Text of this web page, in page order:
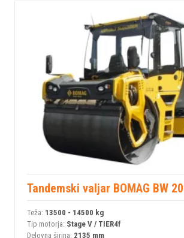
Tandemski valjar BOMAG BW
Teža: 13500 - 14500 kg
Tip motorja: Stage V / TIER4f
Delovna širina: 2135 mm